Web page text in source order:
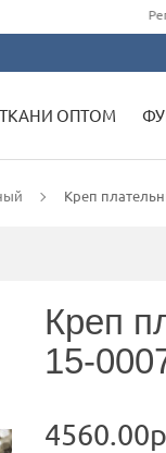
ТКАНИ ОПТОМ
Креп
Креп
15-